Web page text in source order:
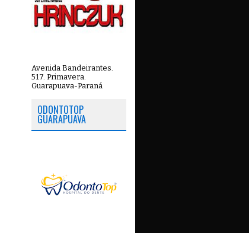
Avenida Bandeirantes.
517. Primavera.
Guarapuava-Paraná
ODONTOTOP
GUARAPUAVA